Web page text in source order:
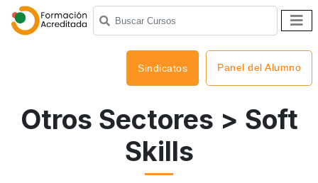
Sindicatos Panel del Alumno
Otros Sectores > Soft
Skills